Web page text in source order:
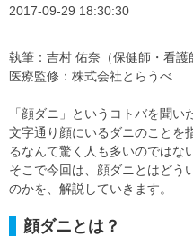
2017-09-29 18:30:30
執筆：吉村 佑奈（保健師・看護
医療監修：株式会社とらうべ
「顔ダニ」というコトバを聞い
文字通り顔にいるダニのことを
るなんて驚く人も多いのではな
そこで今回は、顔ダニとはどう
のかを、解説していきます。
顔ダニとは？